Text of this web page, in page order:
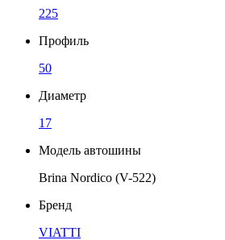
225
Профиль
50
Диаметр
17
Модель автошины
Brina Nordico (V-522)
Бренд
VIATTI